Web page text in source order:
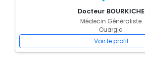
Docteur BOURKICHE
Médecin Généraliste
Ouargla
Voir le profil